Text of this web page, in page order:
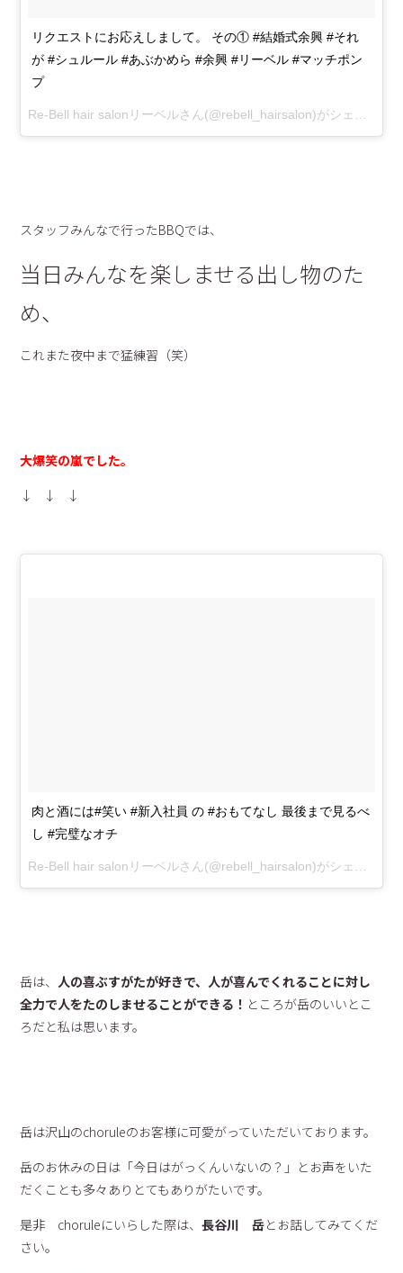
リクエストにお応えしまして。 その① #結婚式余興 #それ
が #シュルール #あぶかめら #余興 #リーベル #マッチポン
プ
Re-Bell hair salonリーベルさん(@rebell_hairsalon)がシェアした投稿 –
スタッフみんなで行ったBBQでは、
当日みんなを楽しませる出し物のた
め、
これまた夜中まで猛練習（笑）
大爆笑の嵐でした。
↓ ↓ ↓
肉と酒には#笑い #新入社員 の #おもてなし 最後まで見るべ
し #完璧なオチ
Re-Bell hair salonリーベルさん(@rebell_hairsalon)がシェアした投稿 –
岳は、人の喜ぶすがたが好きで、人が喜んでくれることに対し
全力で人をたのしませることができる！ ところが岳のいいとこ
ろだと私は思います。
岳は沢山のchoruleのお客様に可愛がっていただいております。
岳のお休みの日は「今日はがっくんいないの？」とお声をいた
だくことも多々ありとてもありがたいです。
是非 choruleにいらした際は、長谷川 岳とお話してみてくだ
さい。